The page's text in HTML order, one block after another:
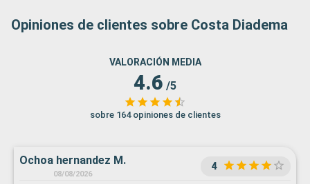
Opiniones de clientes sobre Costa Diadema
VALORACIÓN MEDIA
4.6 /5
sobre 164 opiniones de clientes
Ochoa hernandez M.
08/08/2026
4